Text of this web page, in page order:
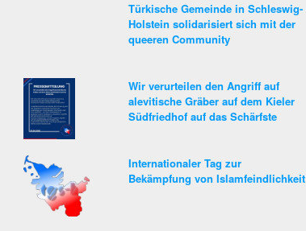
Türkische Gemeinde in Schleswig-
Holstein solidarisiert sich mit der
queeren Community
Wir verurteilen den Angriff auf
alevitische Gräber auf dem Kieler
Südfriedhof auf das Schärfste
Internationaler Tag zur
Bekämpfung von Islamfeindlichkeit